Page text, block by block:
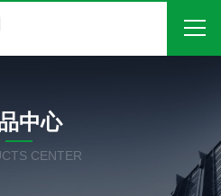
于我们
品中心
中心
CENTER